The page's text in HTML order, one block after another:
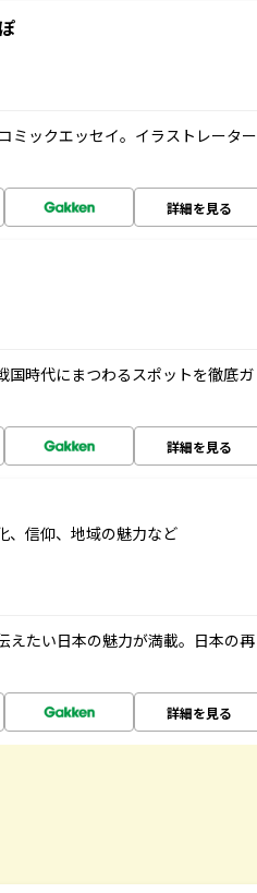
ミックエッセイ。イラストレーター
詳細を見る
国時代にまつわるスポットを徹底ガ
詳細を見る
信仰、地域の魅力など
えたい日本の魅力が満載。日本の再
詳細を見る